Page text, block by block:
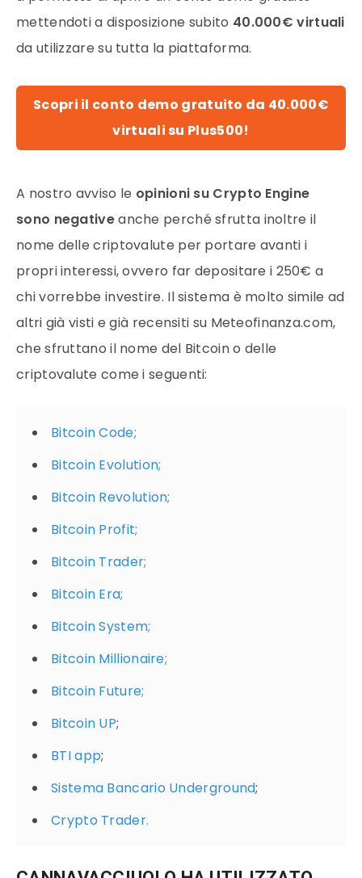
mettendoti a disposizione subito 40.000€ virtuali
da utilizzare su tutta la piattaforma.
Scopri il conto demo gratuito da 40.000€
virtuali su Plus500!
A nostro avviso le opinioni su Crypto Engine
sono negativeanche perché sfrutta inoltre il
nome delle criptovalute per portare avanti i
propri interessi, ovvero far depositare i 250€ a
chi vorrebbe investire. Il sistema è molto simile ad
altri già visti e già recensiti su Meteofinanza.com,
che sfruttano il nome del Bitcoin o delle
criptovalute come i seguenti:
Bitcoin Code;
Bitcoin Evolution;
Bitcoin Revolution;
Bitcoin Profit;
Bitcoin Trader;
Bitcoin Era;
Bitcoin System;
Bitcoin Millionaire;
Bitcoin Future;
Bitcoin UP;
BTI app;
Sistema Bancario Underground;
Crypto Trader.